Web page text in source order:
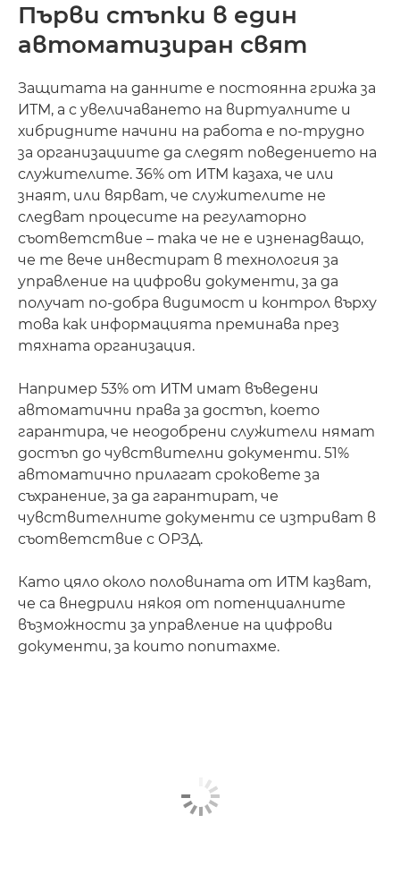
Първи стъпки в един
автоматизиран свят
Защитата на данните е постоянна грижа за
ИТМ, а с увеличаването на виртуалните и
хибридните начини на работа е по-трудно
за организациите да следят поведението на
служителите. 36% от ИТМ казаха, че или
знаят, или вярват, че служителите не
следват процесите на регулаторно
съответствие – така че не е изненадващо,
че те вече инвестират в технология за
управление на цифрови документи, за да
получат по-добра видимост и контрол върху
това как информацията преминава през
тяхната организация.
Например 53% от ИТМ имат въведени
автоматични права за достъп, което
гарантира, че неодобрени служители нямат
достъп до чувствителни документи. 51%
автоматично прилагат сроковете за
съхранение, за да гарантират, че
чувствителните документи се изтриват в
съответствие с ОРЗД.
Като цяло около половината от ИТМ казват,
че са внедрили някоя от потенциалните
възможности за управление на цифрови
документи, за които попитахме.